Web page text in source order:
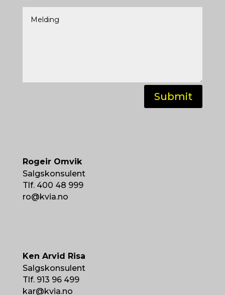
Submit
Rogeir Omvik
Salgskonsulent
Tlf. 400 48 999
ro@kvia.no
Ken Arvid Risa
Salgskonsulent
Tlf. 913 96 499
kar@kvia.no